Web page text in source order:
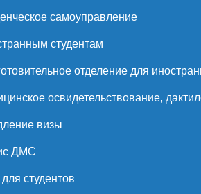
самоуправление
студентам
отделение для
освидетельствование,
визы
ДМС
студентов